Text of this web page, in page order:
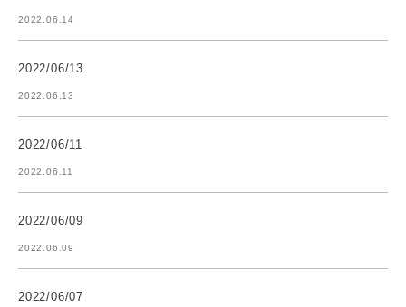
2022.06.14
2022/06/13
2022.06.13
2022/06/11
2022.06.11
2022/06/09
2022.06.09
2022/06/07